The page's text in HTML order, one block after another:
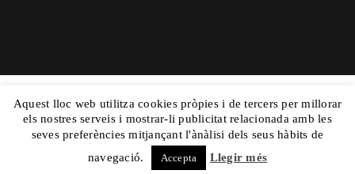
Copyright © 2015 Dolors Mas|Powered by
Nautilus |Aviso Legal y|Mapa Web
Aquest lloc web utilitza cookies pròpies i de tercers per millorar
els nostres serveis i mostrar-li publicitat relacionada amb les
seves preferències mitjançant l'ànàlisi dels seus hàbits de
navegació.
Accepta Llegir més